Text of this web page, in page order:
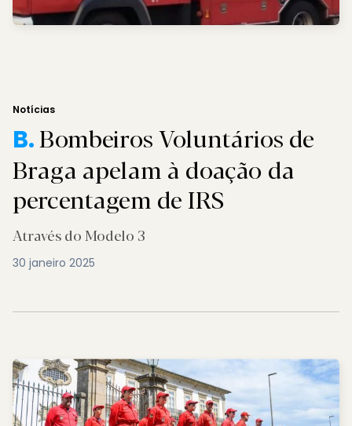
Notícias
B.Bombeiros Voluntários de
Braga apelam à doação da
percentagem de IRS
Através do Modelo 3
30 janeiro 2025